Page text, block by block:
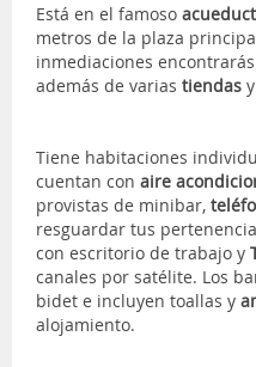
Está en el famoso
metros de la plaza
inmediaciones
además de varias tiendas y
Tiene habitaciones
cuentan con aire
provistas de minibar,
resguardar tus
con escritorio de trabajo y
canales por satélite. Los
bidet e incluyen toallas y
alojamiento.